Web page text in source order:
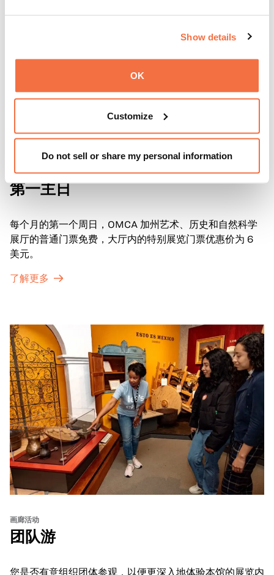
Show details
OK
Customize
Do not sell or share my personal information
第一主日
第一主日
每个月的第一个周日，OMCA 加州艺术、历史和自然科学
展厅的普通门票免费，大厅内的特别展览门票优惠价为 6
美元。
了解更多
画廊活动
团队游
您是否有意组织团体参观，以便更深入地体验本馆的展览内